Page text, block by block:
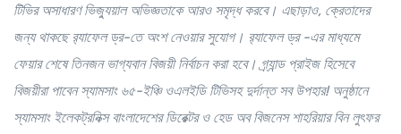
টিভির অসাধারণ ভিজ্যুয়াল অভিজ্ঞতাকে আরও সমৃদ্ধ করবে। এছাড়াও, ক্রেতাদের
জন্য থাকছে র‍্যাফেল ড্র-তে অংশ নেওয়ার সুযোগ। র‍্যাফেল ড্র -এর মাধ্যমে
ফেয়ার শেষে তিনজন ভাগ্যবান বিজয়ী নির্বাচন করা হবে। গ্র্যান্ড প্রাইজ হিসেবে
বিজয়ীরা পাবেন স্যামসাং ৬৫-ইঞ্চি ওএলইডি টিভিসহ দুর্দান্ত সব উপহার! অনুষ্ঠানে
স্যামসাং ইলেকট্রনিক্স বাংলাদেশের ডিরেক্টর ও হেড অব বিজনেস শাহরিয়ার বিন লুৎফর